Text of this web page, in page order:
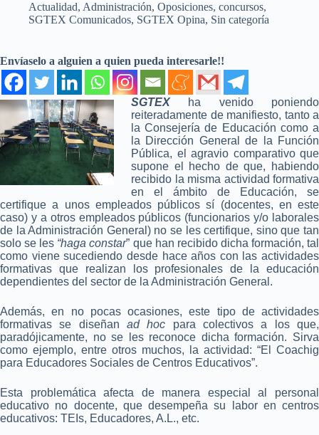
Actualidad, Administración, Oposiciones, concursos,
SGTEX Comunicados, SGTEX Opina, Sin categoría
Envíaselo a alguien a quien pueda interesarle!!
SGTEX
ha venido poniendo
reiteradamente de manifiesto, tanto a
la Consejería de Educación como a
la Dirección General de la Función
Pública, el agravio comparativo que
supone el hecho de que, habiendo
recibido la misma actividad formativa
en el ámbito de Educación, se
certifique a unos empleados públicos sí (docentes, en este
caso) y a otros empleados públicos (funcionarios y/o laborales
de la Administración General) no se les certifique, sino que tan
solo se les “haga constar” que han recibido dicha formación, tal
como viene sucediendo desde hace años con las actividades
formativas que realizan los profesionales de la educación
dependientes del sector de la Administración General.
Además, en no pocas ocasiones, este tipo de actividades
formativas se diseñan ad hoc para colectivos a los que,
paradójicamente, no se les reconoce dicha formación. Sirva
como ejemplo, entre otros muchos,
la actividad: “El Coachig
para Educadores Sociales de Centros Educativos”.
Esta problemática afecta de manera especial al personal
educativo no docente, que desempeña su labor en centros
educativos: TEIs, Educadores, A.L., etc.